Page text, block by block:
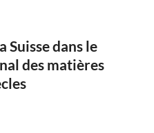
Suisse dans le
des matières